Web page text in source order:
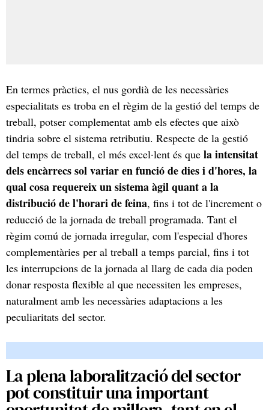
En termes pràctics, el nus gordià de les necessàries
especialitats es troba en el règim de la gestió del temps de
treball, potser complementat amb els efectes que això
tindria sobre el sistema retributiu. Respecte de la gestió
del temps de treball, el més excel·lent és que la intensitat
dels encàrrecs sol variar en funció de dies i d'hores, la
qual cosa requereix un sistema àgil quant a la
distribució de l'horari de feina, fins i tot de l'increment o
reducció de la jornada de treball programada. Tant el
règim comú de jornada irregular, com l'especial d'hores
complementàries per al treball a temps parcial, fins i tot
les interrupcions de la jornada al llarg de cada dia poden
donar resposta flexible al que necessiten les empreses,
naturalment amb les necessàries adaptacions a les
peculiaritats del sector.
La plena laboralització del sector
pot constituir una important